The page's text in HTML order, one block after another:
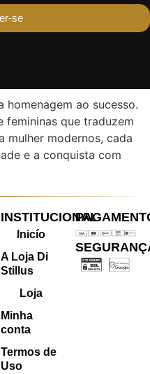
se
homenagem ao sucesso.
femininas que traduzem
mulher modernos, cada
e a conquista com
INSTITUCIONAL
Inicío
A Loja Di
Stillus
Loja
Minha
conta
Termos de
Uso